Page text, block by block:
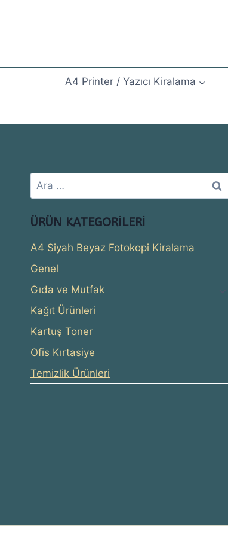
A4 Printer / Yazıcı Kiralama
Arama:
ÜRÜN KATEGORILERI
A4 Siyah Beyaz Fotokopi Kiralama
Genel
Gıda ve Mutfak
Kağıt Ürünleri
Kartuş Toner
Ofis Kırtasiye
Temizlik Ürünleri